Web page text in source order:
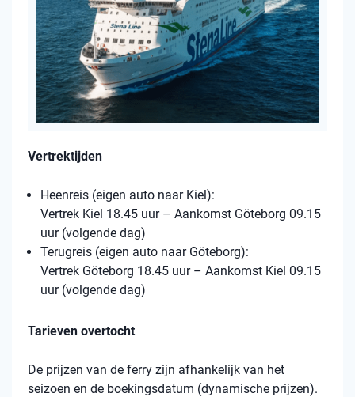
Vertrektijden
Heenreis (eigen auto naar Kiel):
Vertrek Kiel 18.45 uur – Aankomst Göteborg 09.15
uur (volgende dag)
Terugreis (eigen auto naar Göteborg):
Vertrek Göteborg 18.45 uur – Aankomst Kiel 09.15
uur (volgende dag)
Tarieven overtocht
De prijzen van de ferry zijn afhankelijk van het
seizoen en de boekingsdatum (dynamische prijzen).